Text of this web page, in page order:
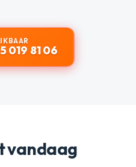
019 81 06
vandaag